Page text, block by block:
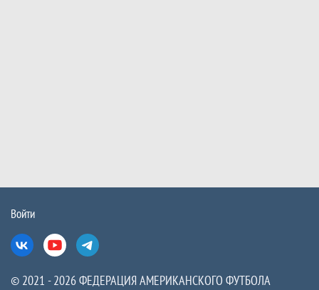
© 2021 - 2026 ФЕДЕРАЦИЯ АМЕРИКАНСКОГО ФУТБОЛА
ВконтактеЮтуб Телеграм
Войти